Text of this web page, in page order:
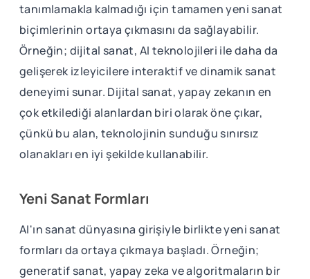
tanımlamakla kalmadığı için tamamen yeni sanat
biçimlerinin ortaya çıkmasını da sağlayabilir.
Örneğin; dijital sanat, AI teknolojileri ile daha da
gelişerek izleyicilere interaktif ve dinamik sanat
deneyimi sunar. Dijital sanat, yapay zekanın en
çok etkilediği alanlardan biri olarak öne çıkar,
çünkü bu alan, teknolojinin sunduğu sınırsız
olanakları en iyi şekilde kullanabilir.
Yeni Sanat Formları
AI'ın sanat dünyasına girişiyle birlikte yeni sanat
formları da ortaya çıkmaya başladı. Örneğin;
generatif sanat, yapay zeka ve algoritmaların bir